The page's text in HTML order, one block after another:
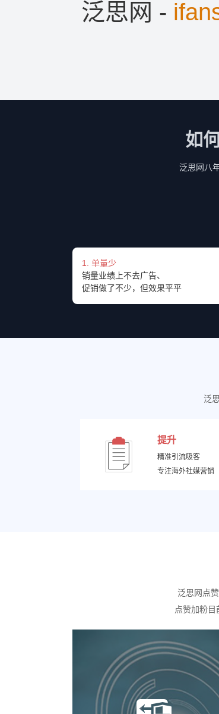
泛思网 -
如
泛思网八
1. 单量少
销量业绩上不去广告、
促销做了不少，但效果平平
泛
提升
精准引流吸客
专注海外社媒营销
泛思网点
点赞加粉